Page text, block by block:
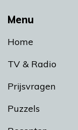
Menu
Home
TV & Radio
Prijsvragen
Puzzels